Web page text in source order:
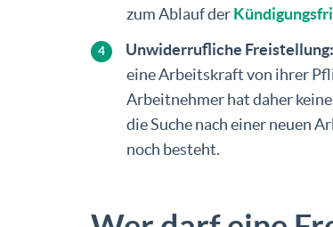
zum Ablauf der
Unwiderrufliche Freistellung:
eine Arbeitskraft von ihrer
Arbeitnehmer hat daher
die Suche nach einer neuen
noch besteht.